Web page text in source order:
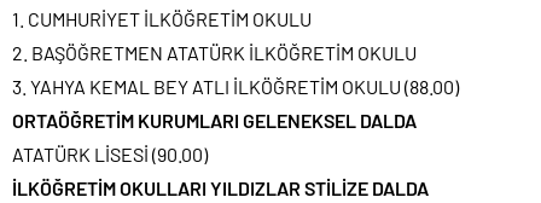
1. CUMHURİYET İLKÖĞRETİM OKULU
2. BAŞÖĞRETMEN ATATÜRK İLKÖĞRETİM OKULU
3. YAHYA KEMAL BEY ATLI İLKÖĞRETİM OKULU (88.00)
ORTAÖĞRETİM KURUMLARI GELENEKSEL DALDA
ATATÜRK LİSESİ (90.00)
İLKÖĞRETİM OKULLARI YILDIZLAR STİLİZE DALDA